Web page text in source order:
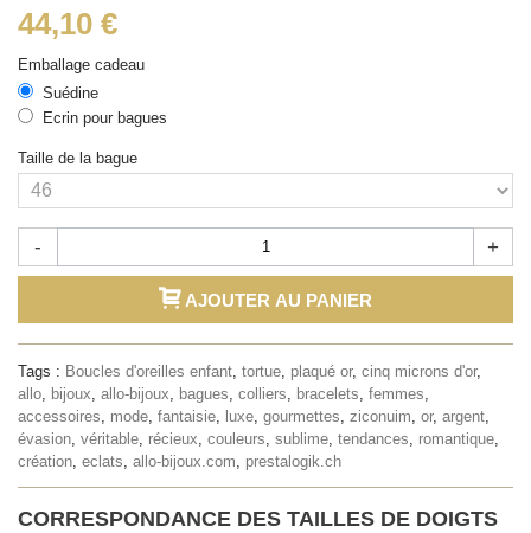
44,10 €
Emballage cadeau
Suédine
Ecrin pour bagues
Taille de la bague
- +
AJOUTER AU PANIER
Tags : Boucles d'oreilles enfant, tortue, plaqué or, cinq microns d'or,
allo, bijoux, allo-bijoux, bagues, colliers, bracelets, femmes,
accessoires, mode, fantaisie, luxe, gourmettes, ziconuim, or, argent,
évasion, véritable, récieux, couleurs, sublime, tendances, romantique,
création, eclats, allo-bijoux.com, prestalogik.ch
CORRESPONDANCE DES TAILLES DE DOIGTS